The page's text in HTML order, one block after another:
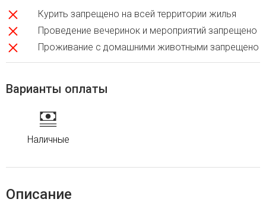
Курить запрещено на всей территории жилья
Проведение вечеринок и мероприятий запрещено
Проживание с домашними животными запрещено
Варианты оплаты
Наличные
Описание